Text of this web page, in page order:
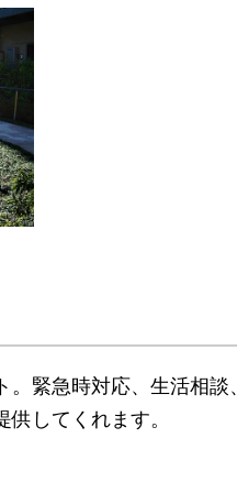
。緊急時対応、⽣活相談
してくれます。